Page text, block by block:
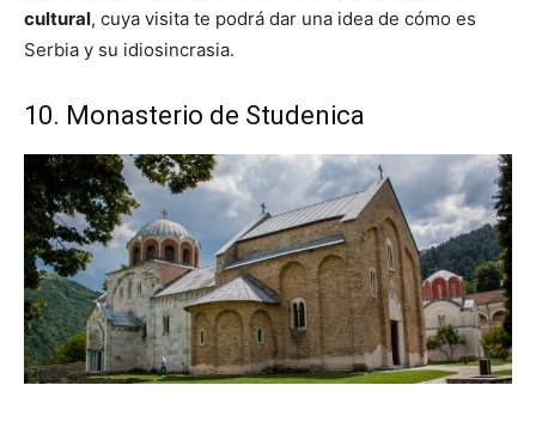
cultural, cuya visita te podrá dar una idea de cómo es
Serbia y su idiosincrasia.
10. Monasterio de Studenica